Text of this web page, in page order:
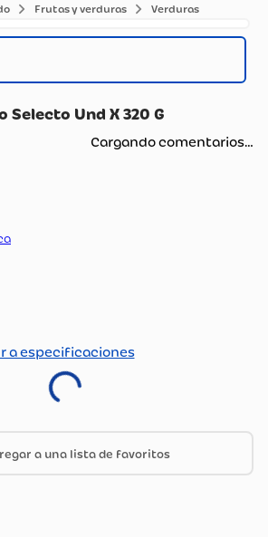
Frutas y verduras Verduras
Und X 320 G
Cargando comentarios…
a especificaciones